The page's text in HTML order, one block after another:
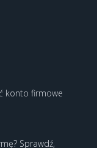
konto firmowe
Sprawdź,